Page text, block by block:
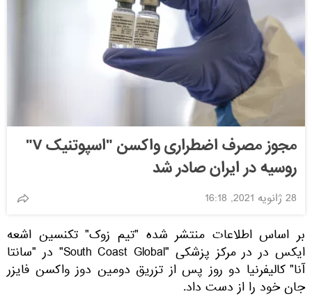
مجوز مصرف اضطراری واکسن "اسپوتنیک V"
روسیه در ایران صادر شد
28 ژانویه 2021, 16:18
بر اساس اطلاعات منتشر شده "تیم زوک" تکنسین اشعه
ایکس در در مرکز پزشکی "South Coast Global" در "سانتا
آنا" کالیفرنیا دو روز پس از تزریق دومین دوز واکسن فایزر
جان خود را از دست داد.